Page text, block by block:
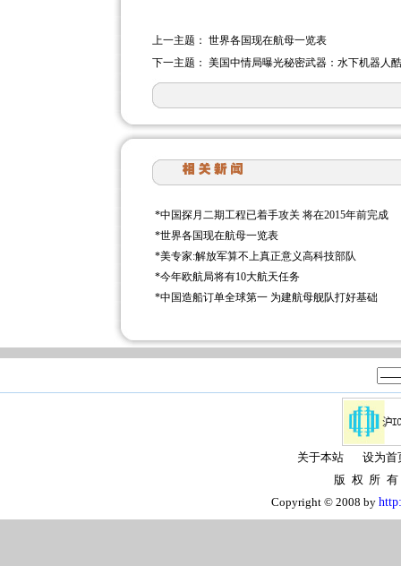
上一主题： 世界各国现在航母一览表
下一主题： 美国中情局曝光秘密武器：水下机器人
*中国探月二期工程已着手攻关 将在2015年前完成
*世界各国现在航母一览表
*美专家:解放军算不上真正意义高科技部队
*今年欧航局将有10大航天任务
*中国造船订单全球第一 为建航母舰队打好基础